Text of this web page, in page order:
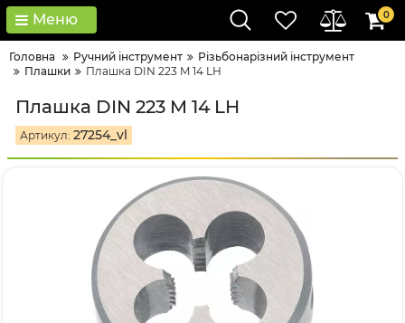
Меню 0
Головна Ручний інструмент
Різьбонарізний інструмент
Плашки
Плашка DIN 223 M 14 LH
Плашка DIN 223 M 14 LH
Артикул: 27254_vl